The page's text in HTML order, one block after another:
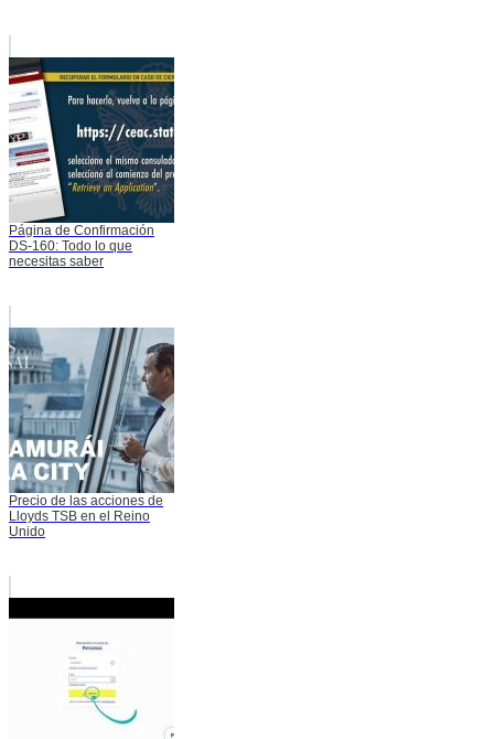
Página de Confirmación
DS-160: Todo lo que
necesitas saber
Precio de las acciones de
Lloyds TSB en el Reino
Unido